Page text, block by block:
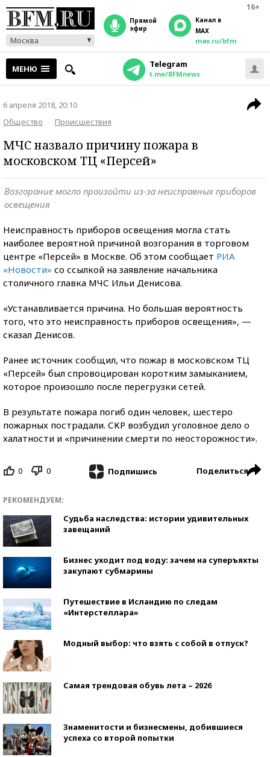
16+
Москва
прямой
эфир
Канал в
MAX
max.ru/bfm
МЕНЮ Telegram
t.me/BFMnews
6 апреля 2018, 20:10
Общество
Происшествия
МЧС назвало причину пожара в
московском ТЦ «Персей»
Возгорание могло произойти из-за неисправных приборов
освещения
Неисправность приборов освещения могла стать
наиболее вероятной причиной возгорания в торговом
центре «Персей» в Москве. Об этом сообщает РИА
«Новости» со ссылкой на заявление начальника
столичного главка МЧС Ильи Денисова.
«Устанавливается причина. Но большая вероятность
того, что это неисправность приборов освещения», —
сказал Денисов.
Ранее источник сообщил, что пожар в московском ТЦ
«Персей» был спровоцирован коротким замыканием,
которое произошло после перегрузки сетей.
В результате пожара погиб один человек, шестеро
пожарных пострадали. СКР возбудил уголовное дело о
халатности и «причинении смерти по неосторожности».
0 0 Подпишись Поделиться
РЕКОМЕНДУЕМ:
Судьба наследства: истории удивительных
завещаний
Бизнес уходит под воду: зачем на суперъяхты
закупают субмарины
Путешествие в Исландию по следам
«Интерстеллара»
Модный выбор: что взять с собой в отпуск?
Самая трендовая обувь лета – 2026
Знаменитости и бизнесмены, добившиеся
успеха со второй попытки